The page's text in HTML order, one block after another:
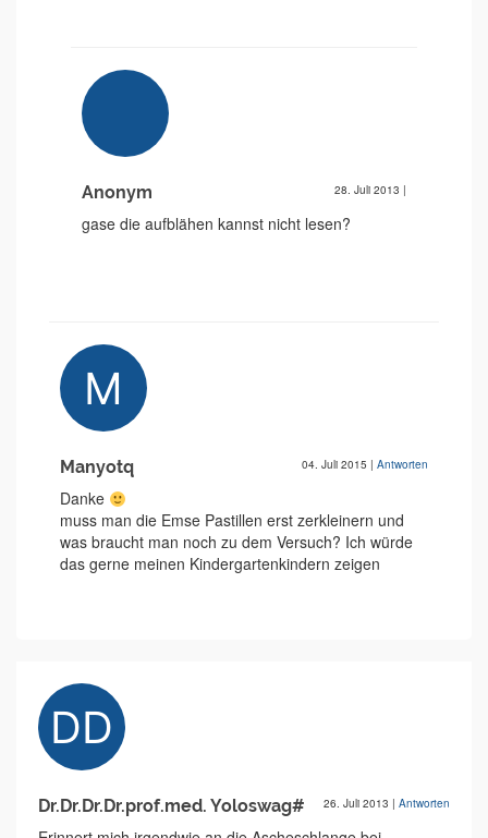
Anonym 28. Juli 2013 |
gase die aufblähen kannst nicht lesen?
Manyotq 04. Juli 2015 | Antworten
Danke
muss man die Emse Pastillen erst zerkleinern und
was braucht man noch zu dem Versuch? Ich würde
das gerne meinen Kindergartenkindern zeigen
Dr.Dr.Dr.Dr.prof.med. Yoloswag# 26. Juli 2013 | Antworten